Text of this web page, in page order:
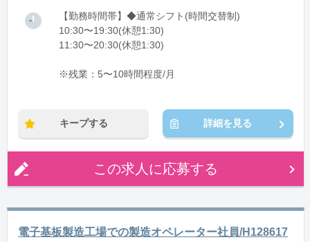
【勤務時間帯】◆通常シフト(時間交替制)
10:30〜19:30(休憩1:30)
11:30〜20:30(休憩1:30)
※残業：5〜10時間程度/月
キープする 詳細を見る
この求人に応募する
電子基板製造工場での製造オペレーター社員/H128617